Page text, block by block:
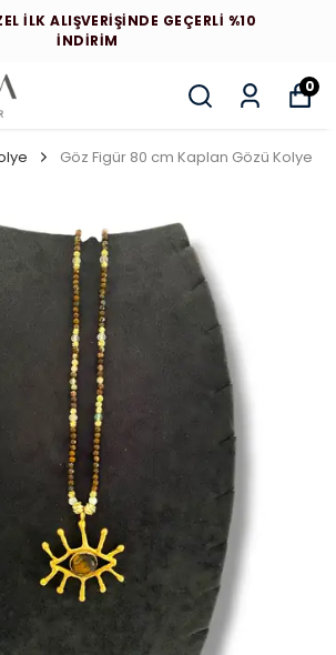
İLK ALIŞVERİŞİNDE GEÇERLİ %10
İNDİRİM
0
Göz Figür 80 cm Kaplan Gözü Kolye